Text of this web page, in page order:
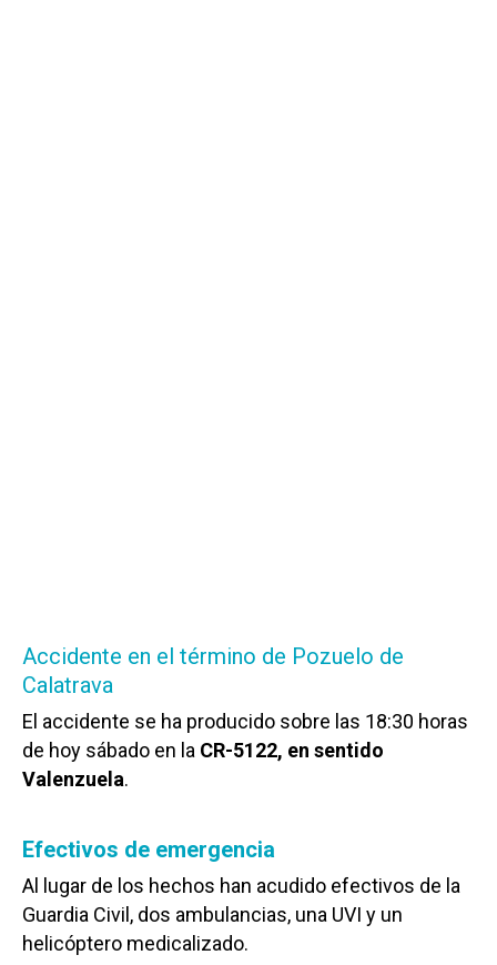
Accidente en el término de Pozuelo de
Calatrava
El accidente se ha producido sobre las 18:30 horas
de hoy sábado en la CR-5122, en sentido
Valenzuela.
Efectivos de emergencia
Al lugar de los hechos han acudido efectivos de la
Guardia Civil, dos ambulancias, una UVI y un
helicóptero medicalizado.